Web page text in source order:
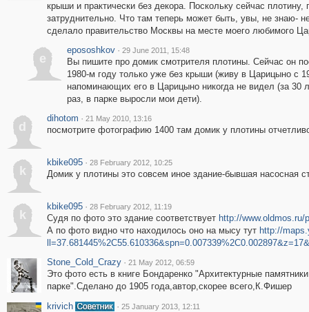
крыши и практически без декора. Поскольку сейчас
затруднительно. Что там теперь может быть, увы, не знаю-
сделало правительство Москвы на месте моего любимого
e
epososhkov · 29 June 2011, 15:48
Вы пишите про домик смотрителя плотины. Сейчас он
1980-м году только уже без крыши (живу в Царицыно с
напоминающих его в Царицыно никогда не видел (за
раз, в парке выросли мои дети).
d
dihotom · 21 May 2010, 13:16
посмотрите фотографию 1400 там домик у плотины
k
kbike095 · 28 February 2012, 10:25
Домик у плотины это совсем иное здание-бывшая насосная
k
kbike095 · 28 February 2012, 11:19
Судя по фото это здание соответствует http://www.oldmos.ru/
А по фото видно что находилось оно на мысу тут http://
Stone_Cold_Crazy · 21 May 2012, 06:59
Это фото есть в книге Бондаренко "Архитектурные
парке".Сделано до 1905 года,автор,скорее всего,К.Фишер
krivich
· 25 January 2013, 12:11